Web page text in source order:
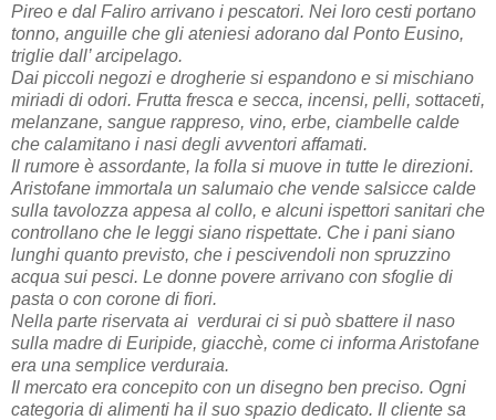
Pireo e dal Faliro arrivano i pescatori. Nei loro cesti portano
tonno, anguille che gli ateniesi adorano dal Ponto Eusino,
triglie dall’ arcipelago.
Dai piccoli negozi e drogherie si espandono e si mischiano
miriadi di odori. Frutta fresca e secca, incensi, pelli, sottaceti,
melanzane, sangue rappreso, vino, erbe, ciambelle calde
che calamitano i nasi degli avventori affamati.
Il rumore è assordante, la folla si muove in tutte le direzioni.
Aristofane immortala un salumaio che vende salsicce calde
sulla tavolozza appesa al collo, e alcuni ispettori sanitari che
controllano che le leggi siano rispettate. Che i pani siano
lunghi quanto previsto, che i pescivendoli non spruzzino
acqua sui pesci. Le donne povere arrivano con sfoglie di
pasta o con corone di fiori.
Nella parte riservata ai verdurai ci si può sbattere il naso
sulla madre di Euripide, giacchè, come ci informa Aristofane
era una semplice verduraia.
Il mercato era concepito con un disegno ben preciso. Ogni
categoria di alimenti ha il suo spazio dedicato. Il cliente sa